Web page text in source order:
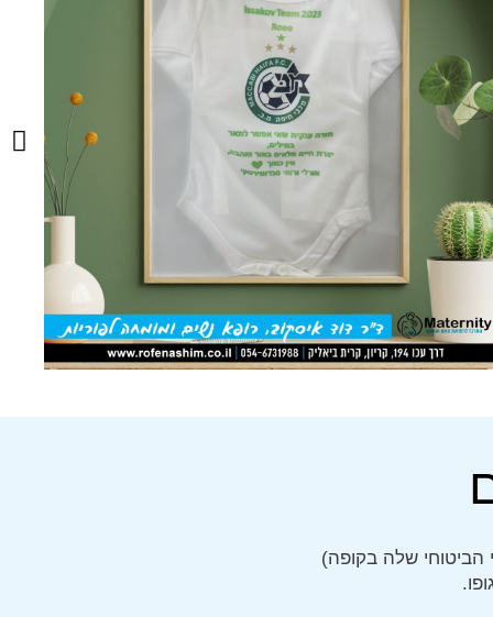
הביטוחי שלה בקופה)